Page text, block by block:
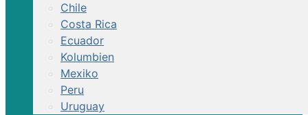
Chile
Costa Rica
Ecuador
Kolumbien
Mexiko
Peru
Uruguay